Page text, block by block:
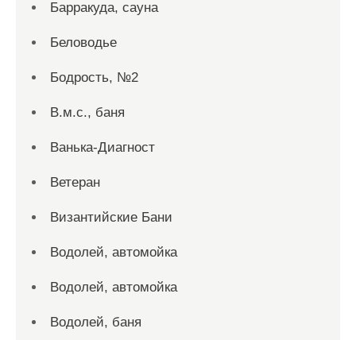
Барракуда, сауна
Беловодье
Бодрость, №2
В.м.с., баня
Ванька-Диагност
Ветеран
Византийские Бани
Водолей, автомойка
Водолей, автомойка
Водолей, баня